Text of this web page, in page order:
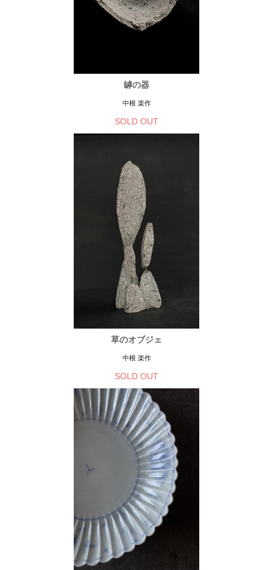
罅の器
中根 楽作
SOLD OUT
草のオブジェ
中根 楽作
SOLD OUT